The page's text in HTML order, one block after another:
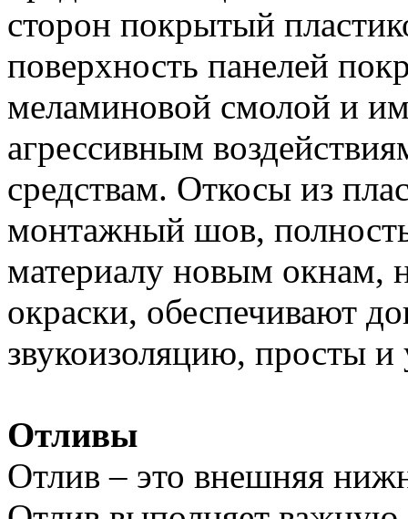
сторон покрытый
поверхность панелей
меламиновой смолой и
агрессивным
средствам. Откосы из
монтажный шов,
материалу новым окнам,
окраски, обеспечивают
звукоизоляцию, просты и
Отливы
Отлив – это внешняя